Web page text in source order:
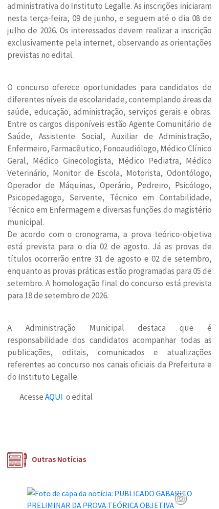
administrativa do Instituto Legalle. As inscrições iniciaram
nesta terça-feira, 09 de junho, e seguem até o dia 08 de
julho de 2026. Os interessados devem realizar a inscrição
exclusivamente pela internet, observando as orientações
previstas no edital.
O concurso oferece oportunidades para candidatos de
diferentes níveis de escolaridade, contemplando áreas da
saúde, educação, administração, serviços gerais e obras.
Entre os cargos disponíveis estão Agente Comunitário de
Saúde, Assistente Social, Auxiliar de Administração,
Enfermeiro, Farmacêutico, Fonoaudiólogo, Médico Clínico
Geral, Médico Ginecologista, Médico Pediatra, Médico
Veterinário, Monitor de Escola, Motorista, Odontólogo,
Operador de Máquinas, Operário, Pedreiro, Psicólogo,
Psicopedagogo, Servente, Técnico em Contabilidade,
Técnico em Enfermagem e diversas funções do magistério
municipal.
De acordo com o cronograma, a prova teórico-objetiva
está prevista para o dia 02 de agosto. Já as provas de
títulos ocorrerão entre 31 de agosto e 02 de setembro,
enquanto as provas práticas estão programadas para 05 de
setembro. A homologação final do concurso está prevista
para 18 de setembro de 2026.
A Administração Municipal destaca que é
responsabilidade dos candidatos acompanhar todas as
publicações, editais, comunicados e atualizações
referentes ao concurso nos canais oficiais da Prefeitura e
do Instituto Legalle.
AcesseAQUI o edital
Outras Notícias